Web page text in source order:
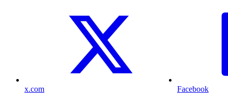
x.com Facebook